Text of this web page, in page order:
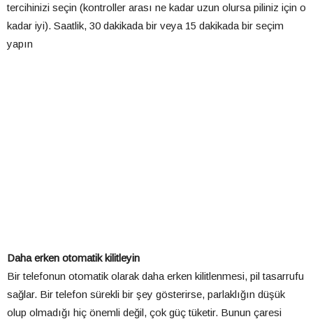
tercihinizi seçin (kontroller arası ne kadar uzun olursa piliniz için o
kadar iyi). Saatlik, 30 dakikada bir veya 15 dakikada bir seçim
yapın
Daha erken otomatik kilitleyin
Bir telefonun otomatik olarak daha erken kilitlenmesi, pil tasarrufu
sağlar. Bir telefon sürekli bir şey gösterirse, parlaklığın düşük
olup olmadığı hiç önemli değil, çok güç tüketir. Bunun çaresi